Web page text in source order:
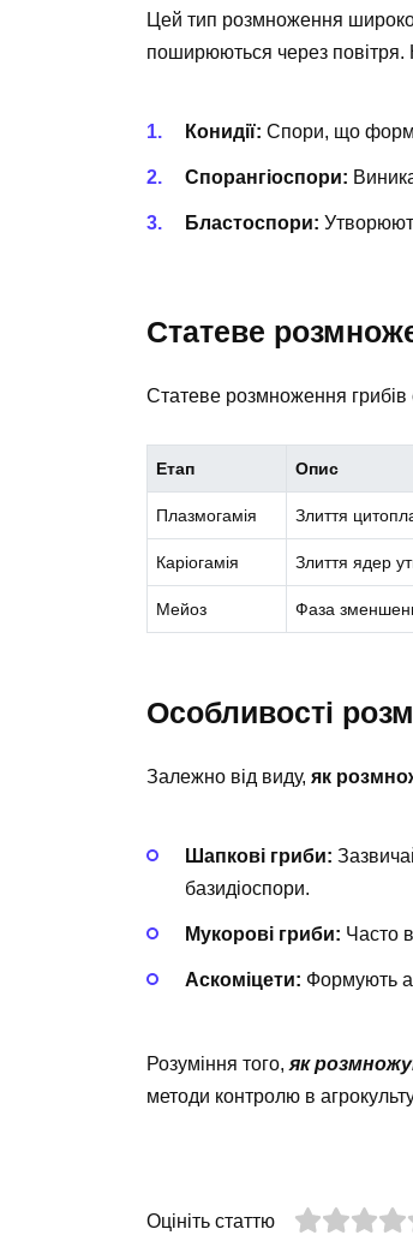
Цей тип розмноження широко
поширюються через повітря.
Конидії: Спори, що
Спорангіоспори:
Бластоспори:
Статеве
Статеве розмноження грибів
Етап Опис
Плазмогамія Злиття
Каріогамія Злиття ядер
Мейоз Фаза
Особливості
Залежно від виду, як
Шапкові гриби:
базидіоспори.
Мукорові гриби: Часто
Аскоміцети: Формують
Розуміння того, як
методи контролю в
Оцініть статтю